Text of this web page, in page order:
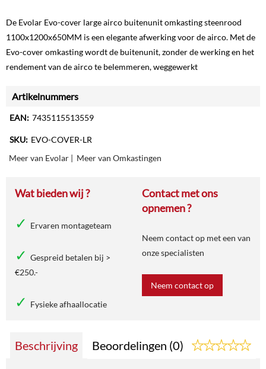
De Evolar Evo-cover large airco buitenunit omkasting steenrood
1100x1200x650MM is een elegante afwerking voor de airco. Met de
Evo-cover omkasting wordt de buitenunit, zonder de werking en het
rendement van de airco te belemmeren, weggewerkt
Artikelnummers
EAN: 7435115513559
SKU: EVO-COVER-LR
Meer van Evolar | Meer van Omkastingen
Wat bieden wij ?
Ervaren montageteam
Gespreid betalen bij >
€250.-
Fysieke afhaallocatie
Contact met ons
opnemen ?
Neem contact op met een van
onze specialisten
Neem contact op
Beschrijving Beoordelingen (0)